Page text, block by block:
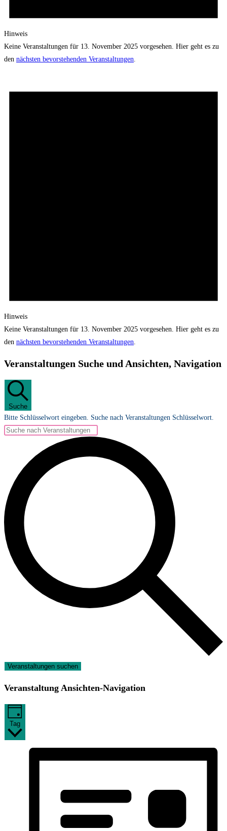
Hinweis
Keine Veranstaltungen für 13. November 2025 vorgesehen. Hier geht es zu
den nächsten bevorstehenden Veranstaltungen.
Hinweis
Keine Veranstaltungen für 13. November 2025 vorgesehen. Hier geht es zu
den nächsten bevorstehenden Veranstaltungen
Veranstaltungen Suche und Ansichten, Navigation
Suche
Bitte Schlüsselwort eingeben. Suche nach Veranstaltungen Schlüsselwort.
Veranstaltungen suchen
Veranstaltung Ansichten-Navigation
Tag